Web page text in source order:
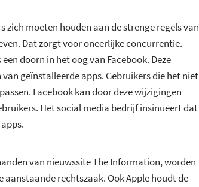
moeten houden aan de strenge regels van
Dat zorgt voor oneerlijke concurrentie.
doorn in het oog van Facebook. Deze
geïnstalleerde apps. Gebruikers die het niet
Facebook kan door deze wijzigingen
Het social media bedrijf insinueert dat
van nieuwssite The Information, worden
rechtszaak. Ook Apple houdt de